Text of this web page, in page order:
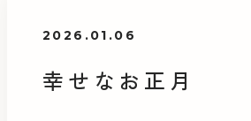
2026.01.06
幸せなお正月